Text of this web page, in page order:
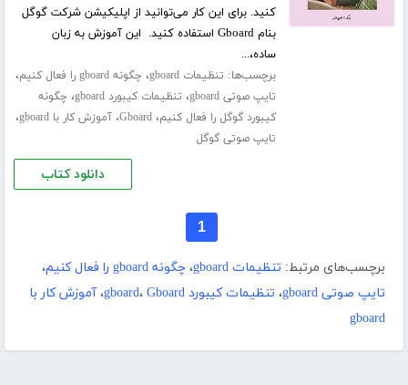
کنید. برای این کار می‌توانید از اپلیکیشن شرکت گوگل
بنام Gboard استفاده کنید. این آموزش به زبان
ساده،...
برچسب‌ها: تنظیمات gboard ، چگونه gboard را فعال کنیم ،
تایپ صوتی gboard ، تنظیمات کیبورد gboard ، چگونه
کیبورد گوگل را فعال کنیم،Gboard،آموزش کار با gboard ،
تایپ صوتی گوگل
دانلود کتاب
1
برچسب‌های مرتبط: تنظیمات gboard ، چگونه gboard را فعال کنیم
،
تایپ صوتی gboard
، تنظیمات کیبورد gboard ، Gboard ،آموزش کار با
gboard